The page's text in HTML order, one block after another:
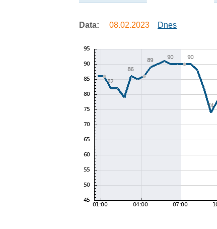
Data: 08.02.2023 Dnes